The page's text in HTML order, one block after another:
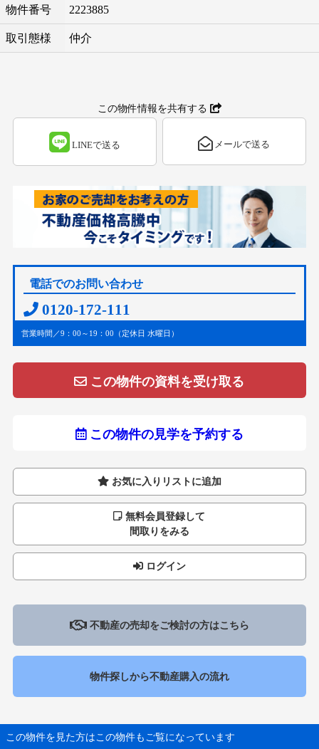
物件番号 2223885
取引態様 仲介
この物件情報を共有する
LINEで送る メールで送る
電話でのお問い合わせ
0120-172-111
営業時間／9：00～19：00（定休日 水曜日）
この物件の資料を受け取る
この物件の見学を予約する
お気に入りリストに追加
無料会員登録して
間取りをみる
ログイン
不動産の売却をご検討の方はこちら
物件探しから不動産購入の流れ
この物件を見た方はこの物件もご覧になっています